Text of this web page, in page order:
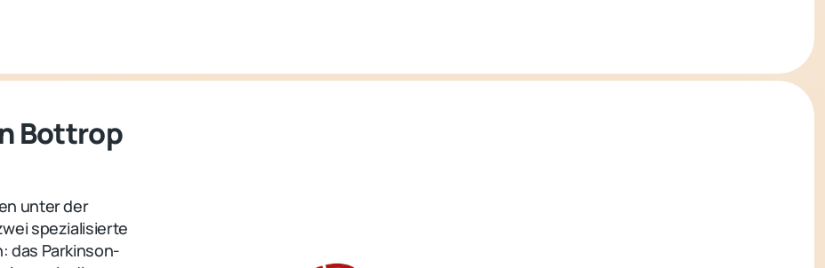
Bottrop
unter der
spezialisierte
das Parkinson-